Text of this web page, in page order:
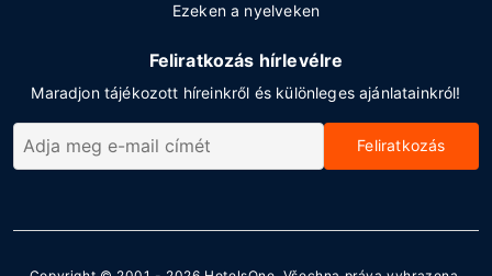
Ezeken a nyelveken
Feliratkozás hírlevélre
Maradjon tájékozott híreinkről és különleges ajánlatainkról!
Feliratkozás